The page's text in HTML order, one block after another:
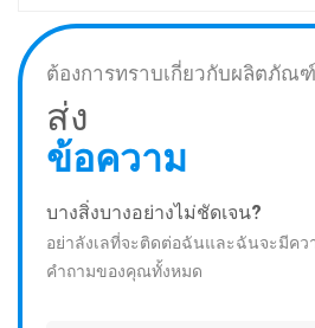
ต้องการทราบเกี่ยวกับผลิตภัณ
ส่ง
ข้อความ
บางสิ่งบางอย่างไม่ชัดเจน?
อย่าลังเลที่จะติดต่อฉันและฉันจะมีค
คำถามของคุณทั้งหมด